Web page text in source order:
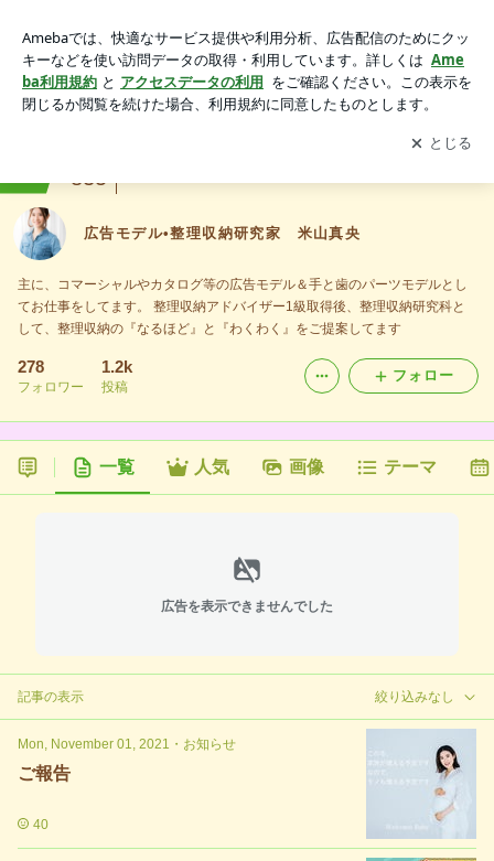
アプリをダウンロードして ブログの更新通知
を受け取りまし
ょう。
開く
835
広告モデル•整理収納研究家 米山真央
主に、コマーシャルやカタログ等の広告モデル＆手と歯のパーツモデルとし
てお仕事をしてます。 整理収納アドバイザー1級取得後、整理収納研究科と
して、整理収納の『なるほど』と『わくわく』をご提案してます
278
フォロワー
1.2k
投稿
フォロー
一覧 人気 画像 テーマ
広告を表示できませんでした
記事の表示 絞り込みなし
Mon, November 01, 2021 ・ お知らせ
ご報告
40